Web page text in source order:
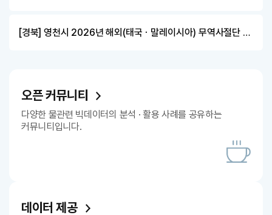
[경북] 영천시 2026년 해외(태국ㆍ말레이시아) 무역사절단 참가기업 추가모집 공고
오픈 커뮤니티
다양한 물관련 빅데이터의 분석 · 활용 사례를 공유하는
커뮤니티입니다.
데이터 제공